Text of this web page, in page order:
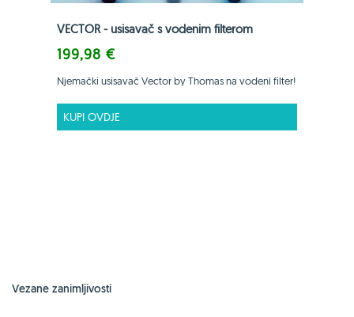
VECTOR - usisavač s vodenim filterom
199,98 €
Njemački usisavač Vector by Thomas na vodeni filter!
KUPI OVDJE
Vezane zanimljivosti